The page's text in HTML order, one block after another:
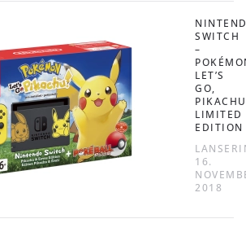
SWITCH
–
LET’S
GO,
LIMITED
EDITION
16.
2018